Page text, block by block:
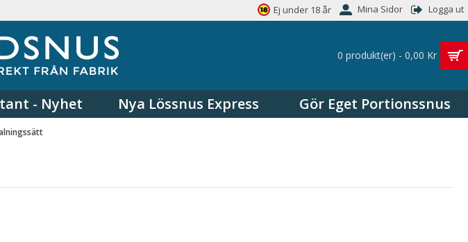
Ej under 18 år Mina Sidor Logga ut
0 produkt(er) - 0,00 Kr
- Nyhet Nya Lössnus Express Gör Eget Portionssnus